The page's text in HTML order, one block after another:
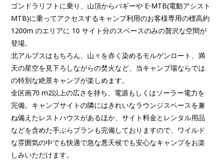
ゴンドラリフトに乗り、山頂からバギーや E-MTB(電動アシスト
MTB)に乗ってアクセスするキャンプ利用のお客様専用の標高約
1200m のエリアに 10 サイト分のスペースのみの贅沢な空間が
登場。
北アルプスはもちろん、山々を赤く染めるモルゲンロート、満
天の星空を見下ろしながらの焚火など、当キャンプ場ならでは
の特別な絶景キャンプが楽しめます。
全区画70 m2以上の広さを持ち、電源もしくはソーラー電力を
完備。キャンプサイトの隣にはきれいなラウンジスペースを兼
ね備えたレストハウスがあるほか、サイト料金とレンタル用品
などを含めた手ぶらプランも完備しておりますので、ワイルド
な雰囲気の中でも快適で急な悪天候でも安心なキャンプをお楽
しみいただけます。